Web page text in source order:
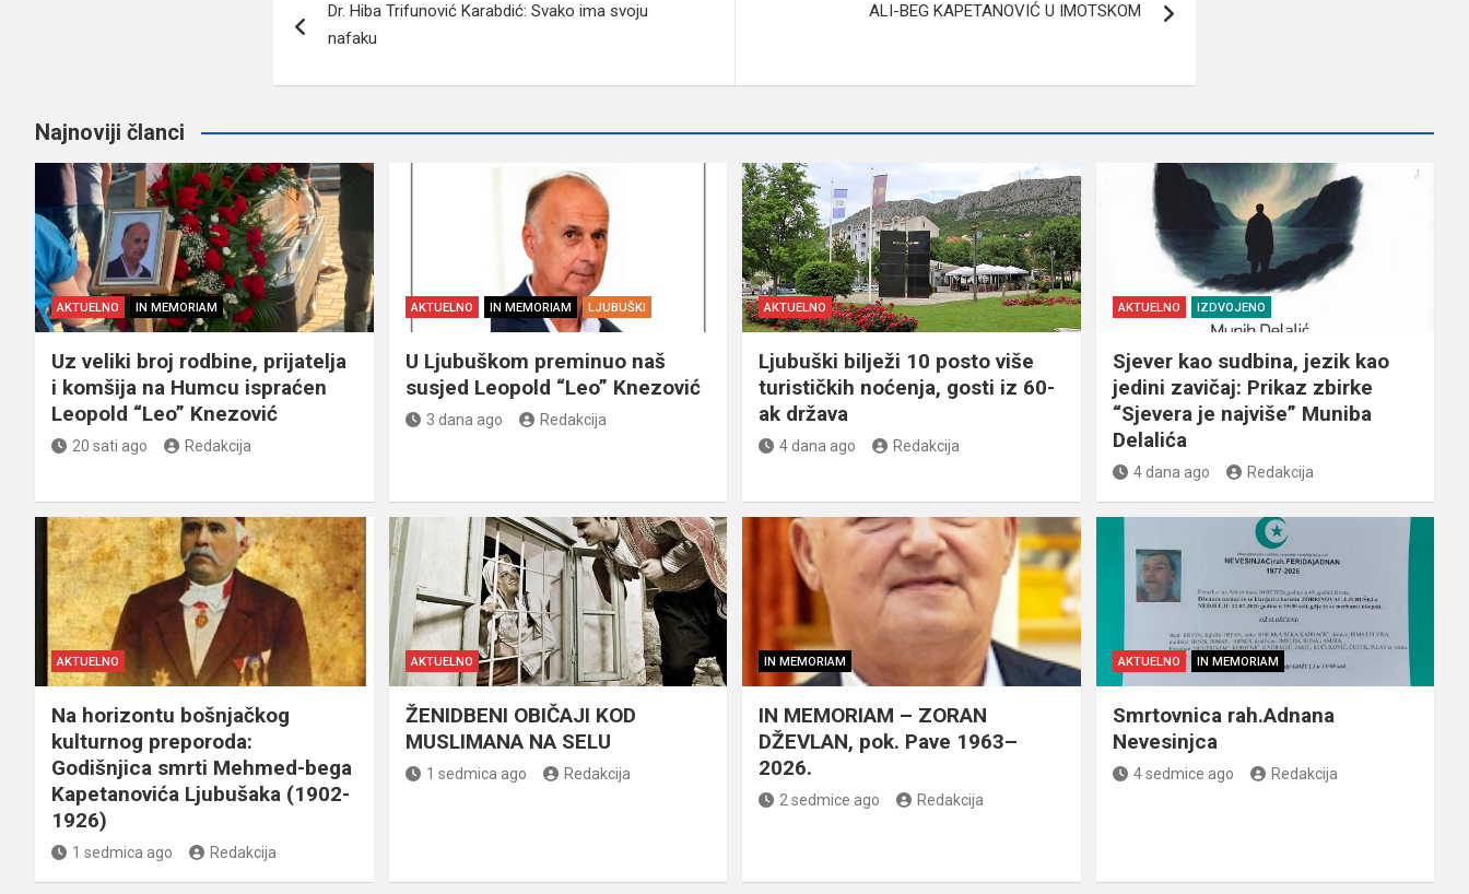
članaka
Dr. Hiba Trifunović Karabdić: Svako ima svoju
nafaku
ALI-BEG KAPETANOVIĆ U IMOTSKOM
Najnoviji članci
AKTUELNO IN MEMORIAM
Uz veliki broj rodbine, prijatelja
i komšija na Humcu ispraćen
Leopold “Leo” Knezović
20 sati ago Redakcija
AKTUELNO IN MEMORIAM LJUBUŠKI
U Ljubuškom preminuo naš
susjed Leopold “Leo” Knezović
3 dana ago Redakcija
AKTUELNO
Ljubuški bilježi 10 posto više
turističkih noćenja, gosti iz 60-
ak država
4 dana ago Redakcija
AKTUELNO IZDVOJENO
Sjever kao sudbina, jezik kao
jedini zavičaj: Prikaz zbirke
“Sjevera je najviše” Muniba
Delalića
4 dana ago Redakcija
AKTUELNO
Na horizontu bošnjačkog
kulturnog preporoda:
Godišnjica smrti Mehmed-bega
Kapetanovića Ljubušaka (1902-
1926)
1 sedmica ago Redakcija
AKTUELNO
ŽENIDBENI OBIČAJI KOD
MUSLIMANA NA SELU
1 sedmica ago Redakcija
IN MEMORIAM
IN MEMORIAM – ZORAN
DŽEVLAN, pok. Pave 1963–
2026.
2 sedmice ago Redakcija
AKTUELNO IN MEMORIAM
Smrtovnica rah.Adnana
Nevesinjca
4 sedmice ago Redakcija